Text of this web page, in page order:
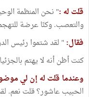
قلت له :" نحن المنظمة
والتعصب. وكنّا عرضة
فقال: " لقد شتموا رئيس
كنت أظن أنه لا يهتم
وعندما قلت له إن لي